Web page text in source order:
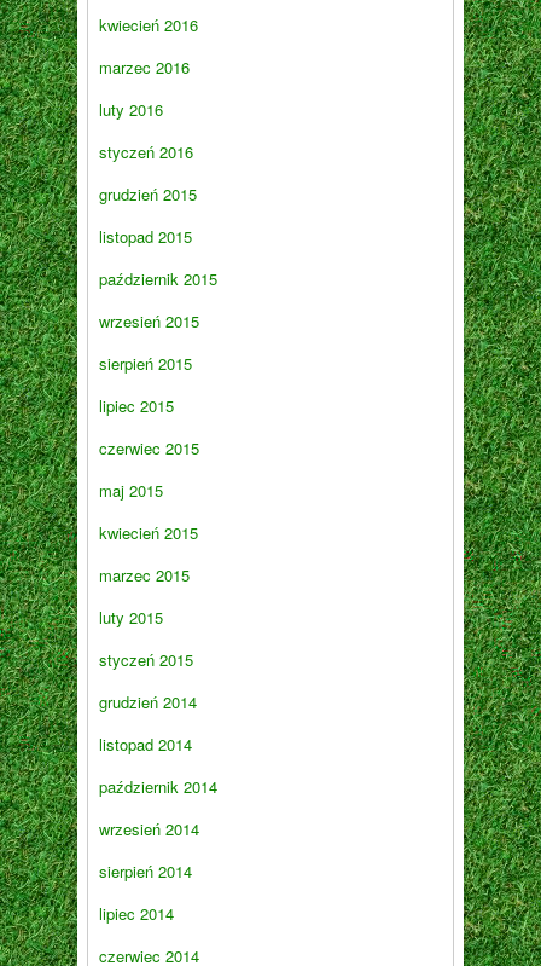
kwiecień 2016
marzec 2016
luty 2016
styczeń 2016
grudzień 2015
listopad 2015
październik 2015
wrzesień 2015
sierpień 2015
lipiec 2015
czerwiec 2015
maj 2015
kwiecień 2015
marzec 2015
luty 2015
styczeń 2015
grudzień 2014
listopad 2014
październik 2014
wrzesień 2014
sierpień 2014
lipiec 2014
czerwiec 2014